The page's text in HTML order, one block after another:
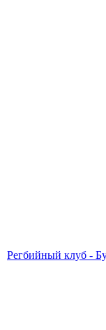
Регбийный клуб -